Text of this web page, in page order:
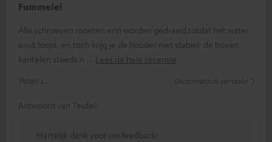
Fummelei
Alle schroeven moeten erin worden gedraaid totdat het water
eruit loopt, en toch krijg je de houder niet stabiel; de boxen
kantelen steeds n
Lees de hele recensie
Peter L.
(Automatisch vertaald *)
Antwoord van Teufel:
Hartelijk dank voor uw feedback!